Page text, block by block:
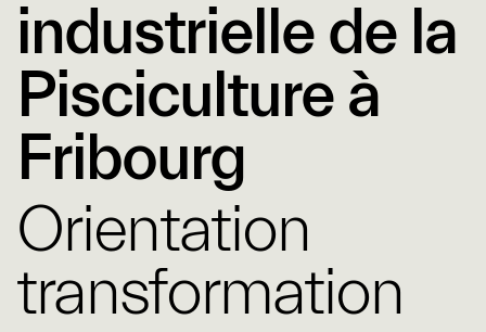
industrielle de la
Pisciculture à
Fribourg
Orientation
transformation